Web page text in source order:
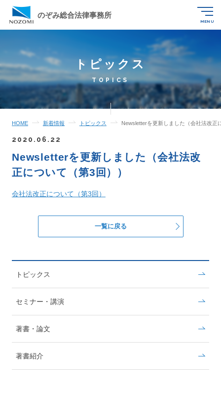
のぞみ総合法律事務所
MENU
トピックス
TOPICS
HOME 新着情報 トピックス Newsletterを更新しました（会社法改正
2020.06.22
Newsletterを更新しました（会社法改
正について（第3回））
会社法改正について（第3回）
一覧に戻る
トピックス
セミナー・講演
著書・論文
著書紹介